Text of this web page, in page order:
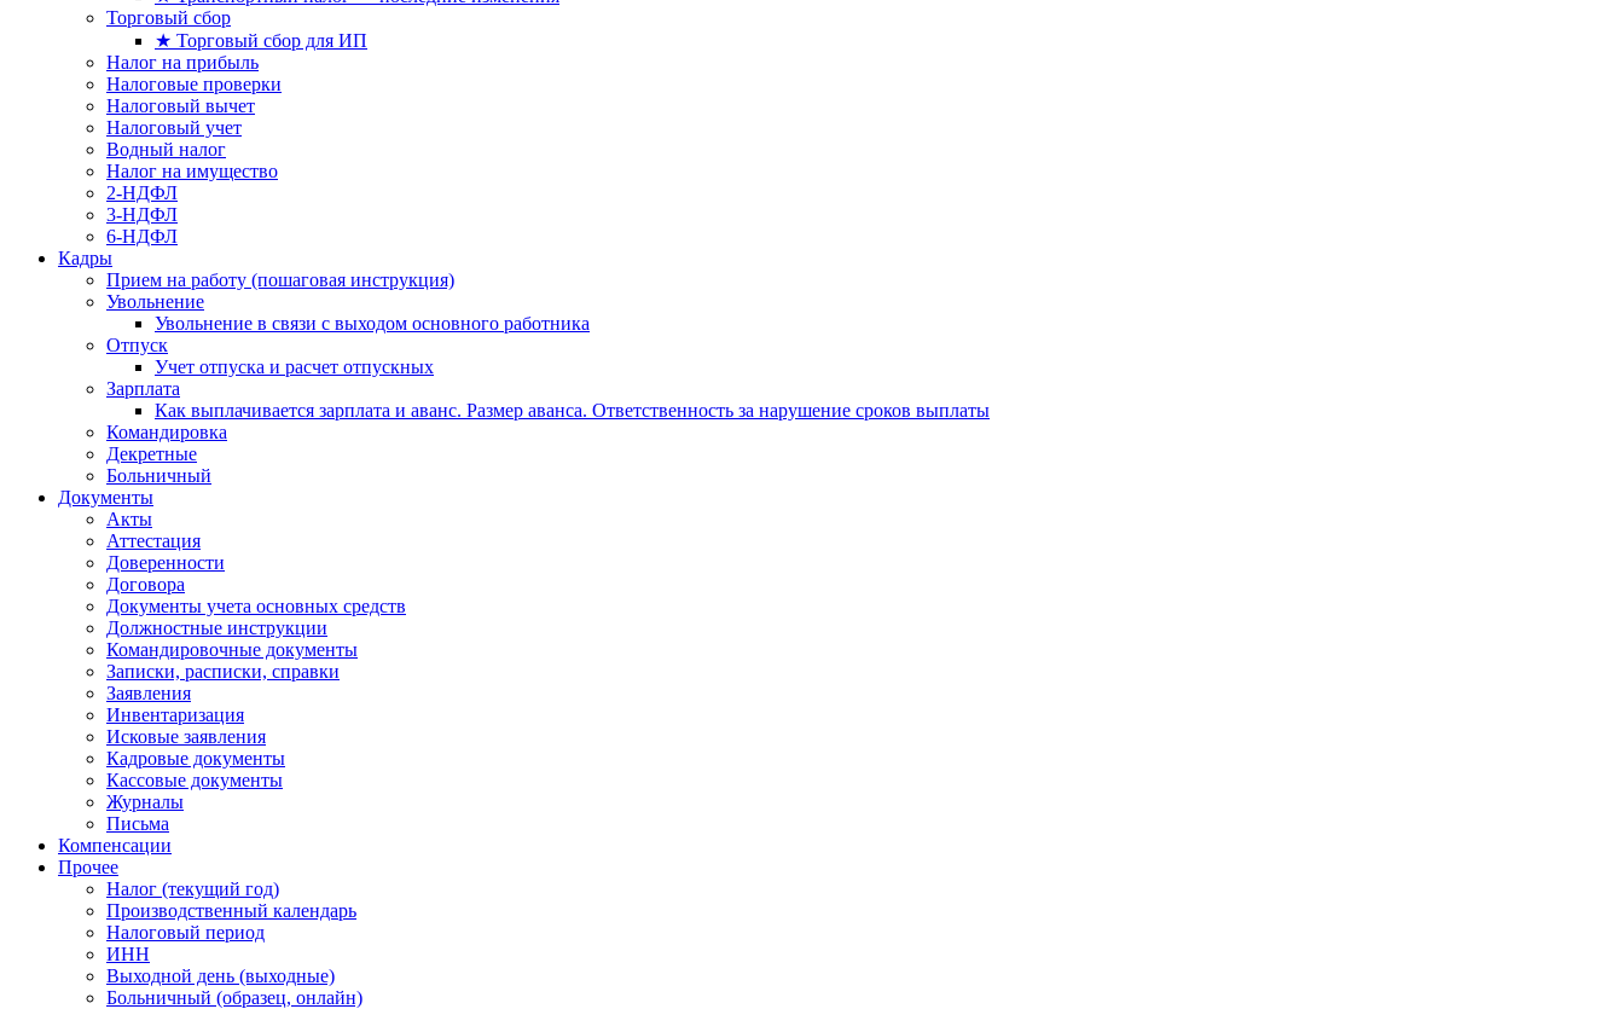
Торговый сбор
★ Торговый сбор для ИП
Налог на прибыль
Налоговые проверки
Налоговый вычет
Налоговый учет
Водный налог
Налог на имущество
2-НДФЛ
3-НДФЛ
6-НДФЛ
Кадры
Прием на работу (пошаговая инструкция)
Увольнение
Увольнение в связи с выходом основного работника
Отпуск
Учет отпуска и расчет отпускных
Зарплата
Как выплачивается зарплата и аванс. Размер аванса. Ответственность за нарушение сроков выплаты
Командировка
Декретные
Больничный
Документы
Акты
Аттестация
Доверенности
Договора
Документы учета основных средств
Должностные инструкции
Командировочные документы
Записки, расписки, справки
Заявления
Инвентаризация
Исковые заявления
Кадровые документы
Кассовые документы
Журналы
Письма
Компенсации
Прочее
Налог (текущий год)
Производственный календарь
Налоговый период
ИНН
Выходной день (выходные)
Больничный (образец, онлайн)